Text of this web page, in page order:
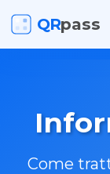
QRpass
Come